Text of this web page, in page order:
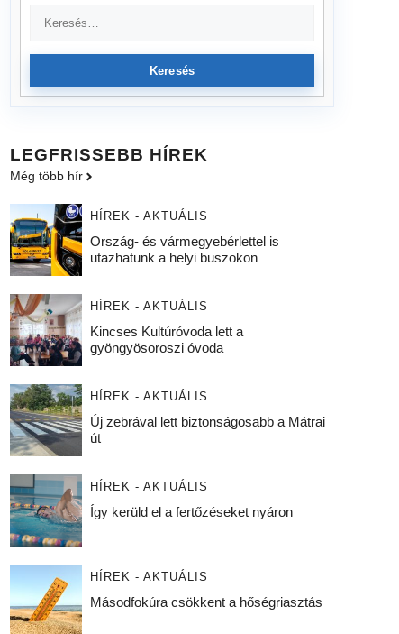
Keresés
LEGFRISSEBB HÍREK
Még több hír
HÍREK - AKTUÁLIS
Ország- és vármegyebérlettel is
utazhatunk a helyi buszokon
HÍREK - AKTUÁLIS
Kincses Kultúróvoda lett a
gyöngyösoroszi óvoda
HÍREK - AKTUÁLIS
Új zebrával lett biztonságosabb a Mátrai
út
HÍREK - AKTUÁLIS
Így kerüld el a fertőzéseket nyáron
HÍREK - AKTUÁLIS
Másodfokúra csökkent a hőségriasztás